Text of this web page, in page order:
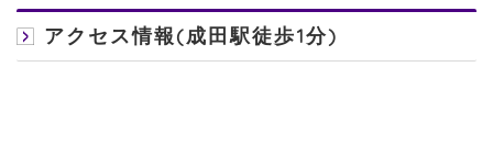
アクセス情報(成田駅徒歩1分)